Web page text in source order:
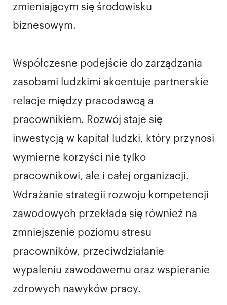
zmieniającym się środowisku
biznesowym.
Współczesne podejście do zarządzania
zasobami ludzkimi akcentuje partnerskie
relacje między pracodawcą a
pracownikiem. Rozwój staje się
inwestycją w kapitał ludzki, który przynosi
wymierne korzyści nie tylko
pracownikowi, ale i całej organizacji.
Wdrażanie strategii rozwoju kompetencji
zawodowych przekłada się również na
zmniejszenie poziomu stresu
pracowników, przeciwdziałanie
wypaleniu zawodowemu oraz wspieranie
zdrowych nawyków pracy.